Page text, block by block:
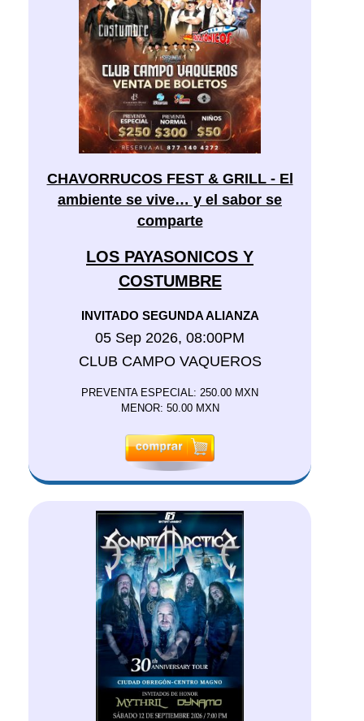
CHAVORRUCOS FEST & GRILL - El
ambiente se vive… y el sabor se
comparte
LOS PAYASONICOS Y
COSTUMBRE
INVITADO SEGUNDA ALIANZA
05 Sep 2026, 08:00PM
CLUB CAMPO VAQUEROS
PREVENTA ESPECIAL: 250.00 MXN
MENOR: 50.00 MXN